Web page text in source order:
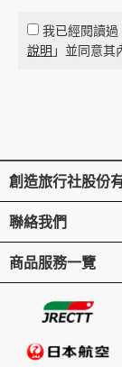
我已經閱讀過
說明 」並同意其
創造旅行社股份
聯絡我們
商品服務一覽